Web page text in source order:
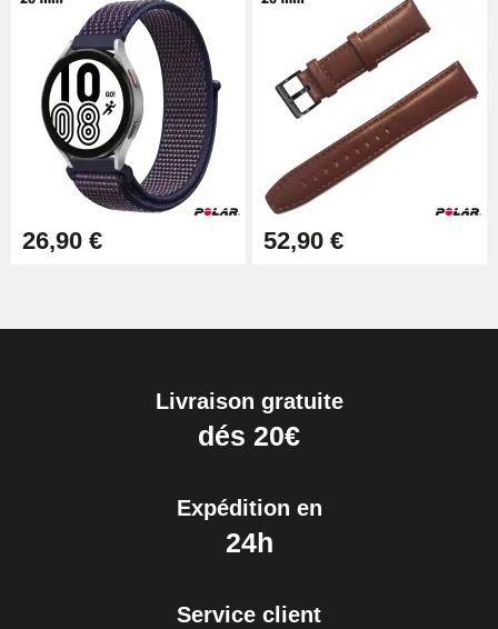
26,90 € 52,90 €
Livraison gratuite
dés 20€
Expédition en
24h
Service client